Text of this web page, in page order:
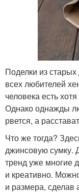
Поделки из
всех любителей
человека есть
Однако однажды
рвется, а
Что же тогда?
джинсовую сумку.
тренд уже многие
и креативно.
и размера, сделав